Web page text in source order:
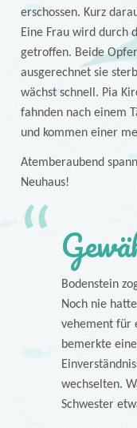
erschossen. Kurz
Eine Frau wird durch
getroffen. Beide
ausgerechnet sie
wächst schnell. Pia
fahnden nach einem
und kommen einer
Atemberaubend
Neuhaus!
Bodenstein
Noch nie
vehement für
bemerkte
wechselten.
Schwester